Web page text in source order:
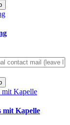
mit Kapelle